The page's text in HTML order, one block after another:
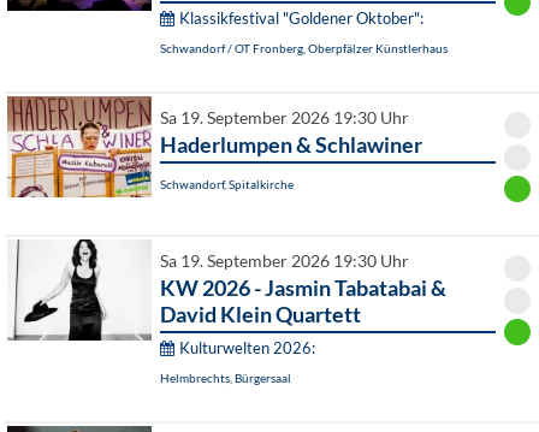
Klassikfestival "Goldener Oktober":
Schwandorf / OT Fronberg, Oberpfälzer Künstlerhaus
Sa 19. September 2026 19:30 Uhr
Haderlumpen & Schlawiner
Schwandorf, Spitalkirche
Sa 19. September 2026 19:30 Uhr
KW 2026 - Jasmin Tabatabai &
David Klein Quartett
Kulturwelten 2026:
Helmbrechts, Bürgersaal